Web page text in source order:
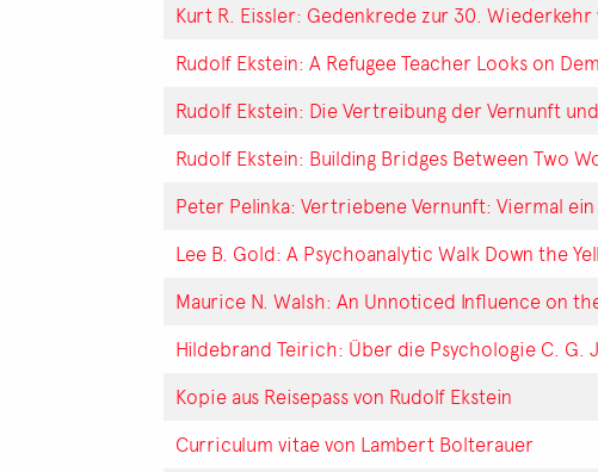
Kurt R. Eissler: Gedenkrede zur 30. Wiederkehr
Rudolf Ekstein: A Refugee Teacher Looks on
Rudolf Ekstein: Die Vertreibung der Vernunft
Rudolf Ekstein: Building Bridges Between Two
Peter Pelinka: Vertriebene Vernunft: Viermal
Lee B. Gold: A Psychoanalytic Walk Down the
Maurice N. Walsh: An Unnoticed Influence on
Hildebrand Teirich: Über die Psychologie C. G.
Kopie aus Reisepass von Rudolf Ekstein
Curriculum vitae von Lambert Bolterauer